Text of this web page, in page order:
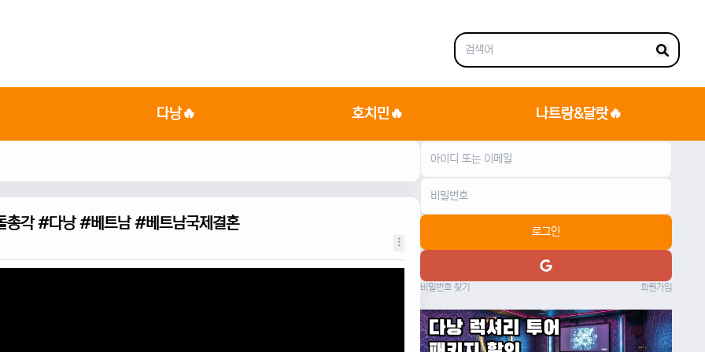
다낭🔥 호치민🔥 나트랑&달랏🔥
총각 #다낭 #베트남 #베트남국제결혼 로그인
비밀번호 찾기 회원가입